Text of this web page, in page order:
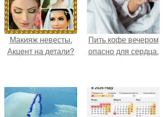
Макияж невесты.
Акцент на детали?
Пить кофе вечером
опасно для сердца.